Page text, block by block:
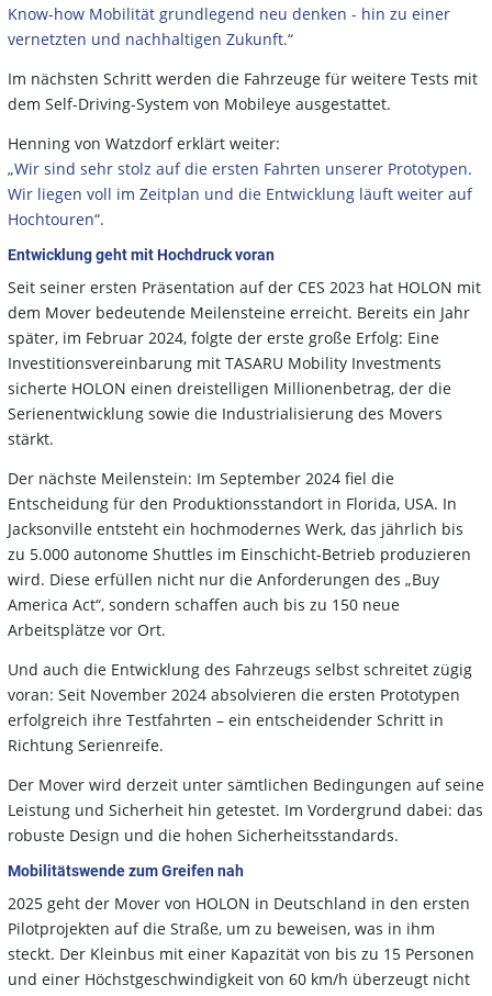
Know-how Mobilität grundlegend neu denken - hin zu einer
vernetzten und nachhaltigen Zukunft.“
Im nächsten Schritt werden die Fahrzeuge für weitere Tests mit
dem Self-Driving-System von Mobileye ausgestattet.
Henning von Watzdorf erklärt weiter:
„Wir sind sehr stolz auf die ersten Fahrten unserer Prototypen.
Wir liegen voll im Zeitplan und die Entwicklung läuft weiter auf
Hochtouren“.
Entwicklung geht mit Hochdruck voran
Seit seiner ersten Präsentation auf der CES 2023 hat HOLON mit
dem Mover bedeutende Meilensteine erreicht. Bereits ein Jahr
später, im Februar 2024, folgte der erste große Erfolg: Eine
Investitionsvereinbarung mit TASARU Mobility Investments
sicherte HOLON einen dreistelligen Millionenbetrag, der die
Serienentwicklung sowie die Industrialisierung des Movers
stärkt.
Der nächste Meilenstein: Im September 2024 fiel die
Entscheidung für den Produktionsstandort in Florida, USA. In
Jacksonville entsteht ein hochmodernes Werk, das jährlich bis
zu 5.000 autonome Shuttles im Einschicht-Betrieb produzieren
wird. Diese erfüllen nicht nur die Anforderungen des „Buy
America Act“, sondern schaffen auch bis zu 150 neue
Arbeitsplätze vor Ort.
Und auch die Entwicklung des Fahrzeugs selbst schreitet zügig
voran: Seit November 2024 absolvieren die ersten Prototypen
erfolgreich ihre Testfahrten – ein entscheidender Schritt in
Richtung Serienreife.
Der Mover wird derzeit unter sämtlichen Bedingungen auf seine
Leistung und Sicherheit hin getestet. Im Vordergrund dabei: das
robuste Design und die hohen Sicherheitsstandards.
Mobilitätswende zum Greifen nah
2025 geht der Mover von HOLON in Deutschland in den ersten
Pilotprojekten auf die Straße, um zu beweisen, was in ihm
steckt. Der Kleinbus mit einer Kapazität von bis zu 15 Personen
und einer Höchstgeschwindigkeit von 60 km/h überzeugt nicht